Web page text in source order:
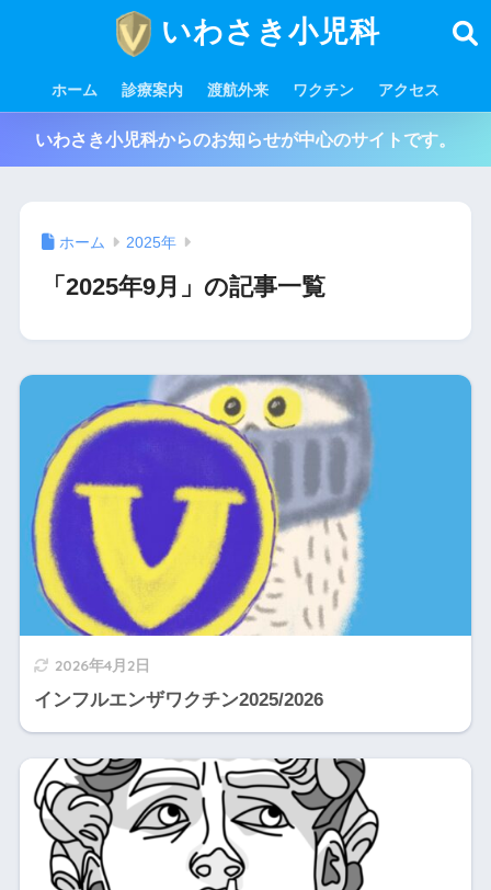
いわさき小児科
ホーム 診療案内 渡航外来 ワクチン アクセス
いわさき小児科からのお知らせが中心のサイトです。
ホーム 2025年
「2025年9月」の記事一覧
2026年4月2日
インフルエンザワクチン2025/2026